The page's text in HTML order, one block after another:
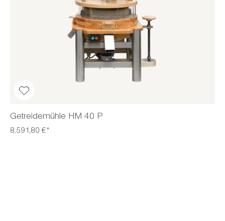
Getreidemühle HM 40 P
8.591,80 €*